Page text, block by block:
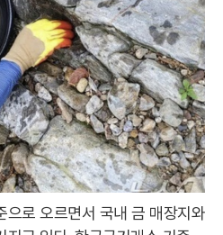
으로 오르면서 국내 금 매장지와